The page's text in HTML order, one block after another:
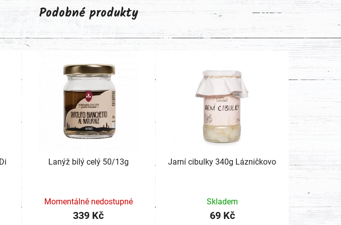
Podobné produkty
Lanýž bílý celý 50/13g
Momentálně nedostupné
339 Kč
Jarní cibulky 340g Lázničkovo
Skladem
69 Kč